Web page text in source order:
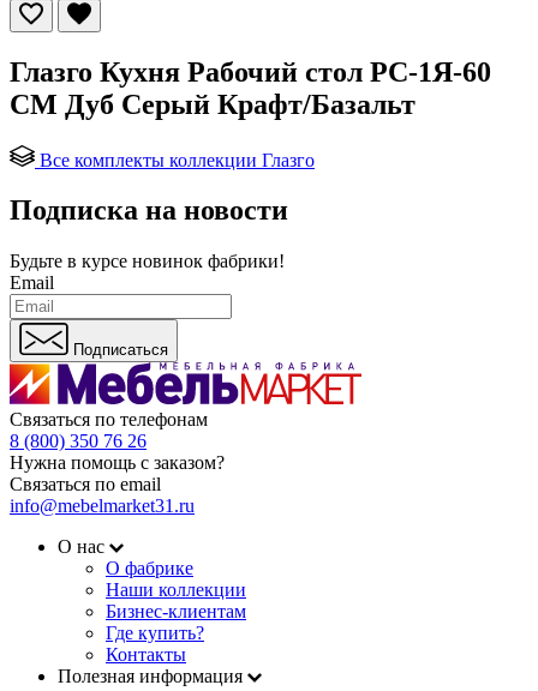
Глазго Кухня Рабочий стол РС-1Я-60
СМ Дуб Серый Крафт/Базальт
Все комплекты коллекции Глазго
Подписка на новости
Будьте в курсе новинок фабрики!
Email
Подписаться
Связаться по телефонам
8 (800) 350 76 26
Нужна помощь с заказом?
Связаться по email
info@mebelmarket31.ru
О нас
О фабрике
Наши коллекции
Бизнес-клиентам
Где купить?
Контакты
Полезная информация